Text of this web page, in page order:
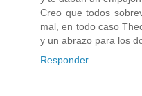
Creo que todos
mal, en todo caso
y un abrazo para los
Responder